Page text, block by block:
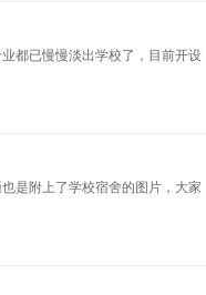
都已慢慢淡出学校了，目前开设
是附上了学校宿舍的图片，大家